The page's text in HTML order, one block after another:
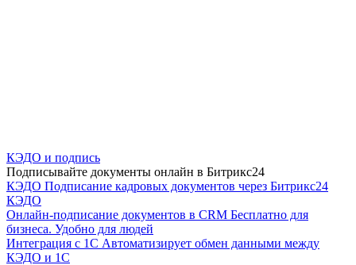
КЭДО и подпись
Подписывайте документы онлайн в Битрикс24
КЭДО Подписание кадровых документов через Битрикс24
КЭДО
Онлайн-подписание документов в CRM Бесплатно для
бизнеса. Удобно для людей
Интеграция с 1С Автоматизирует обмен данными между
КЭДО и 1С